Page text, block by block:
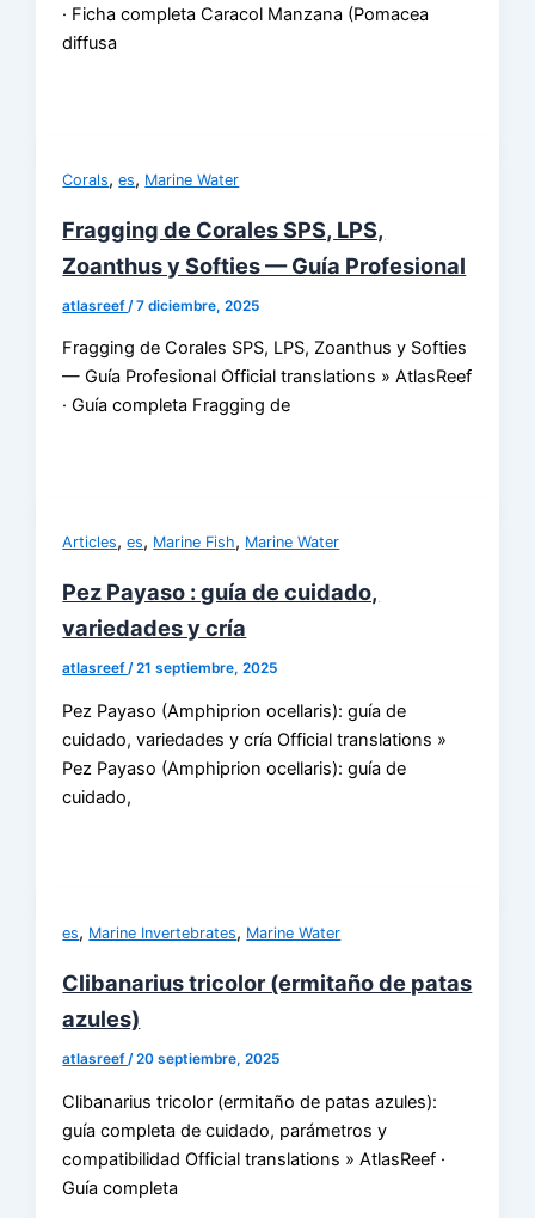
· Ficha completa Caracol Manzana (Pomacea
diffusa
Corals,es, Marine Water
Fragging de Corales SPS, LPS,
Zoanthus y Softies — Guía Profesional
atlasreef/7 diciembre, 2025
Fragging de Corales SPS, LPS, Zoanthus y Softies
— Guía Profesional Official translations » AtlasReef
· Guía completa Fragging de
Articles,es, Marine Fish, Marine Water
Pez Payaso : guía de cuidado,
variedades y cría
atlasreef/21 septiembre, 2025
Pez Payaso (Amphiprion ocellaris): guía de
cuidado, variedades y cría Official translations »
Pez Payaso (Amphiprion ocellaris): guía de
cuidado,
es, Marine Invertebrates, Marine Water
Clibanarius tricolor (ermitaño de patas
azules)
atlasreef/20 septiembre, 2025
Clibanarius tricolor (ermitaño de patas azules):
guía completa de cuidado, parámetros y
compatibilidad Official translations » AtlasReef ·
Guía completa